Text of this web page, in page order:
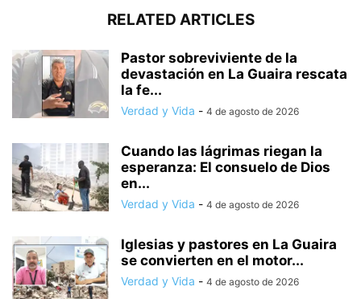
RELATED ARTICLES
Pastor sobreviviente de la
devastación en La Guaira rescata
la fe...
Verdad y Vida - 4 de agosto de 2026
Cuando las lágrimas riegan la
esperanza: El consuelo de Dios
en...
Verdad y Vida - 4 de agosto de 2026
Iglesias y pastores en La Guaira
se convierten en el motor...
Verdad y Vida - 4 de agosto de 2026